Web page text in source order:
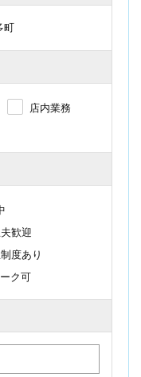
町
店内業務
歓迎
度あり
ク可